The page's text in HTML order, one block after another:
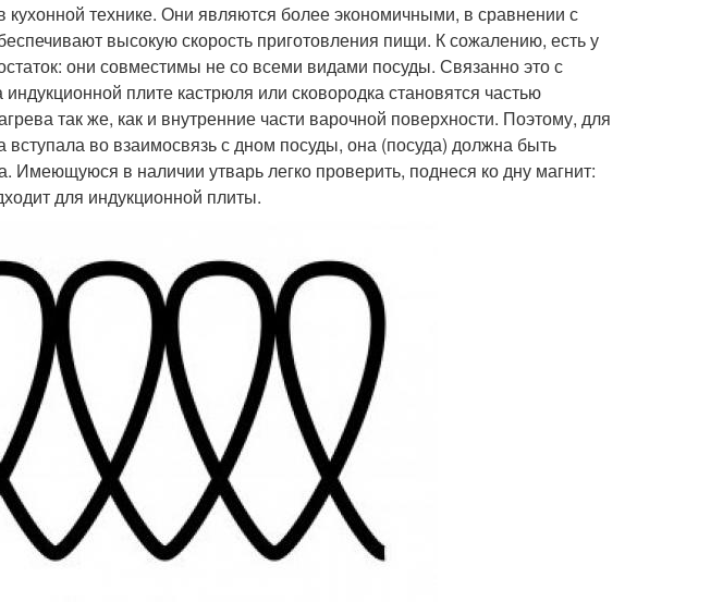
технике. Они являются более экономичными, в сравнении с
высокую скорость приготовления пищи. К сожалению, есть у
они совместимы не со всеми видами посуды. Связанно это с
плите кастрюля или сковородка становятся частью
так же, как и внутренние части варочной поверхности. Поэтому, для
вступала во взаимосвязь с дном посуды, она (посуда) должна быть
Имеющуюся в наличии утварь легко проверить, поднеся ко дну магнит:
для индукционной плиты.